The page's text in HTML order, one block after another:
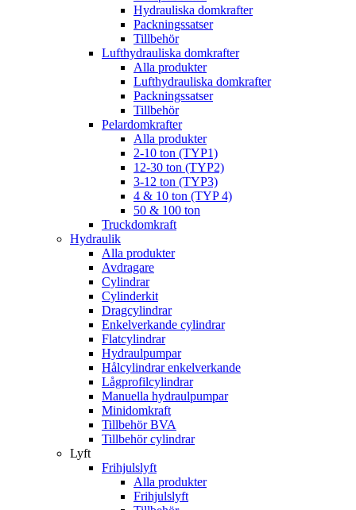
Hydrauliska domkrafter
Packningssatser
Tillbehör
Lufthydrauliska domkrafter
Alla produkter
Lufthydrauliska domkrafter
Packningssatser
Tillbehör
Pelardomkrafter
Alla produkter
2-10 ton (TYP1)
12-30 ton (TYP2)
3-12 ton (TYP3)
4 & 10 ton (TYP 4)
50 & 100 ton
Truckdomkraft
Hydraulik
Alla produkter
Avdragare
Cylindrar
Cylinderkit
Dragcylindrar
Enkelverkande cylindrar
Flatcylindrar
Hydraulpumpar
Hålcylindrar enkelverkande
Lågprofilcylindrar
Manuella hydraulpumpar
Minidomkraft
Tillbehör BVA
Tillbehör cylindrar
Lyft
Frihjulslyft
Alla produkter
Frihjulslyft